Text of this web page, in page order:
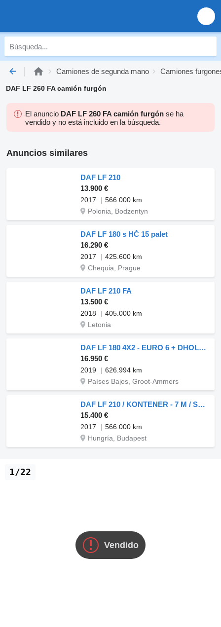
Camiones de segunda mano Camiones
DAF LF 260 FA camión furgón
El anuncio DAF LF 260 FA camión furgón se ha
vendido y no está incluido en la búsqueda.
Anuncios similares
DAF LF 210
13.900 €
2017
566.000 km
Polonia, Bodzentyn
DAF LF 180 s HČ 15 palet
16.290 €
2017
425.600 km
Chequia, Prague
DAF LF 210 FA
13.500 €
2018
405.000 km
Letonia
DAF LF 180 4X2 - EURO 6 + DHOLLANDIA LIFT
16.950 €
2019
626.994 km
Países Bajos, Groot-Ammers
DAF LF 210 / KONTENER - 7 M / SOLÓWKA / WINDA DHOLLANDIA / EURO 6
15.400 €
2017
566.000 km
Hungría, Budapest
Vendido
1/22